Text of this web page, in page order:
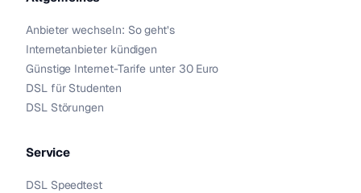
Anbieter wechseln: So geht’s
Internetanbieter kündigen
Günstige Internet-Tarife unter 30 Euro
DSL für Studenten
DSL Störungen
Service
DSL Speedtest